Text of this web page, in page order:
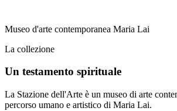
Museo d'arte contemporanea Maria Lai
La collezione
Un testamento spirituale
La Stazione dell'Arte è un museo di arte
percorso umano e artistico di Maria Lai.